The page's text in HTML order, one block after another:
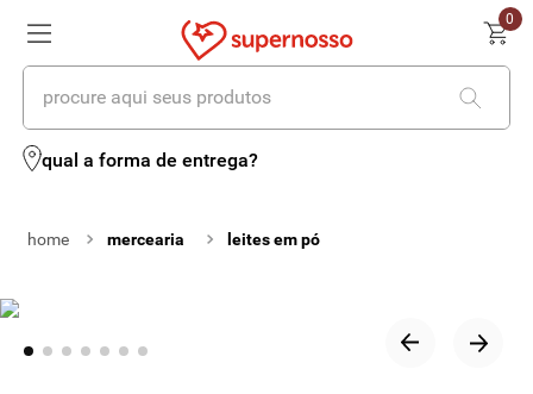
0
procure aqui seus produtos
qual a forma de entrega?
mercearia leites em pó
termos mais buscados
2º leite
º iogurte